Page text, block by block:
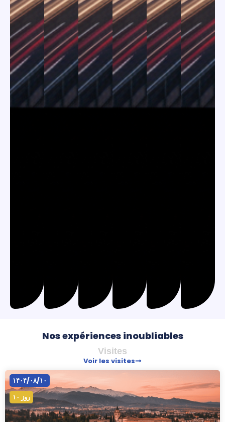
Visites
Nos expériences inoubliables
Voir les visites
۱۴۰۴/۰۸/۱۰
۱۰ روز